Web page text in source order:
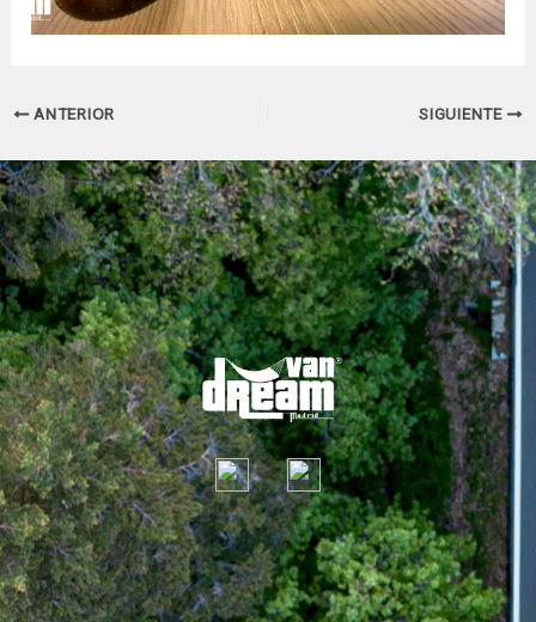
Navegación
entradas
ANTERIOR SIGUIENTE